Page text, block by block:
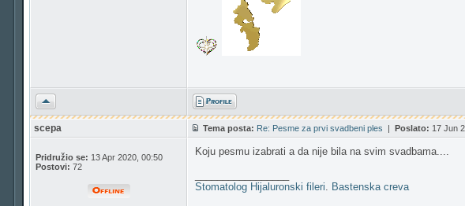
Vrh
scepa Tema posta: Re: Pesme za prvi svadbeni ples | Poslato: 17 Jun
Pridružio se: 13 Apr 2020, 00:50
Postovi: 72
Koju pesmu izabrati a da nije bila na svim svadbama....
Stomatolog Hijaluronski fileri. Bastenska creva